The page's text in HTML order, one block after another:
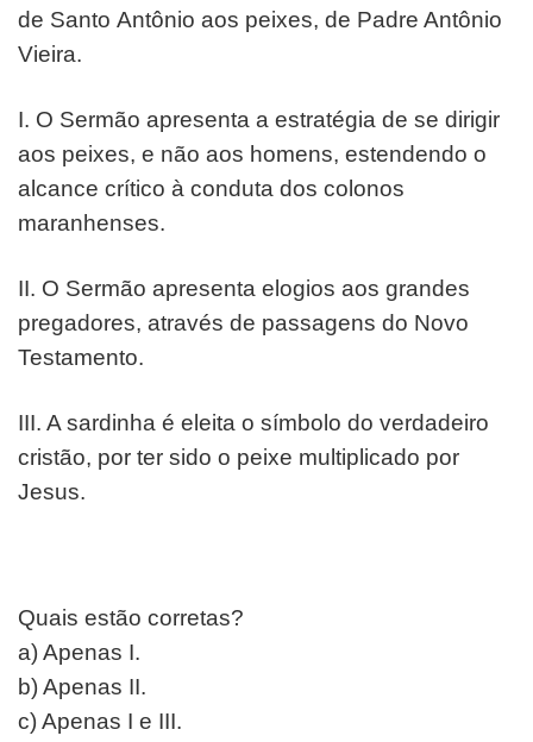
de Santo Antônio aos peixes, de Padre Antônio
Vieira.
I. O Sermão apresenta a estratégia de se dirigir
aos peixes, e não aos homens, estendendo o
alcance crítico à conduta dos colonos
maranhenses.
II. O Sermão apresenta elogios aos grandes
pregadores, através de passagens do Novo
Testamento.
III. A sardinha é eleita o símbolo do verdadeiro
cristão, por ter sido o peixe multiplicado por
Jesus.
Quais estão corretas?
a) Apenas I.
b) Apenas II.
c) Apenas I e III.